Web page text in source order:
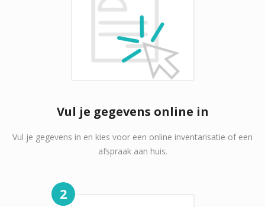
Vul je gegevens online in
Vul je gegevens in en kies voor een online inventarisatie of een
afspraak aan huis.
2